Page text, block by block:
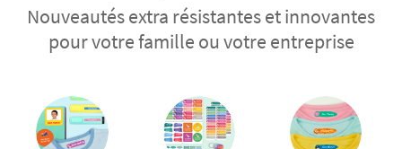
Nouveautés extra résistantes et innovantes
pour votre famille ou votre entreprise